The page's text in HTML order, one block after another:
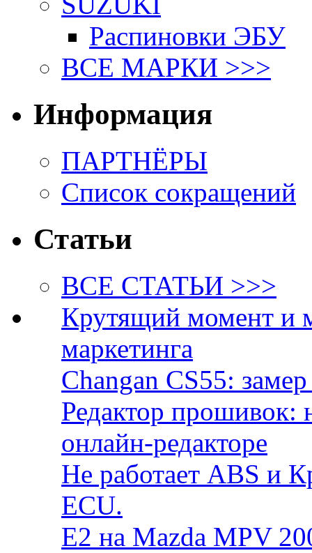
Распиновки ЭБУ
ВСЕ МАРКИ >>>
Информация
ПАРТНЁРЫ
Список сокращений
Статьи
ВСЕ СТАТЬИ >>>
Крутящий момент и
маркетинга
Changan CS55:
Редактор прошивок:
онлайн-редакторе
Не работает ABS и
ECU.
E2 на Mazda MPV